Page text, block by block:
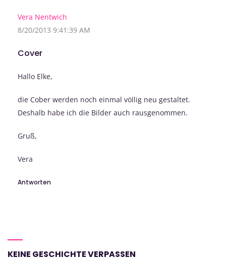
Vera Nentwich
8/20/2013 9:41:39 AM
Cover
Hallo Elke,
die Cober werden noch einmal völlig neu gestaltet.
Deshalb habe ich die Bilder auch rausgenommen.
Gruß,
Vera
Antworten
KEINE GESCHICHTE VERPASSEN